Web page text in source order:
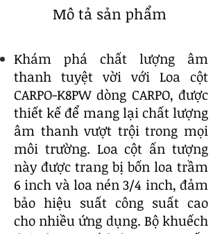
Mô tả sản phẩm
Khám phá chất lượng âm
thanh tuyệt vời với Loa cột
CARPO-K8PW dòng CARPO, được
thiết kế để mang lại chất lượng
âm thanh vượt trội trong mọi
môi trường. Loa cột ấn tượng
này được trang bị bốn loa trầm
6 inch và loa nén 3/4 inch, đảm
bảo hiệu suất công suất cao
cho nhiều ứng dụng. Bộ khuếch